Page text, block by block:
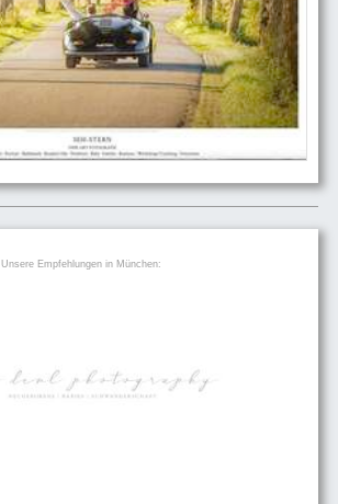
Unsere Empfehlungen in München: